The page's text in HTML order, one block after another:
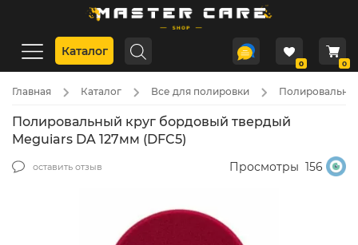
Каталог
0 0
Главная Каталог Все для полировки
Полировальный круг бордовый твердый
Meguiars DA 127мм (DFC5)
оставить отзыв Просмотры 156